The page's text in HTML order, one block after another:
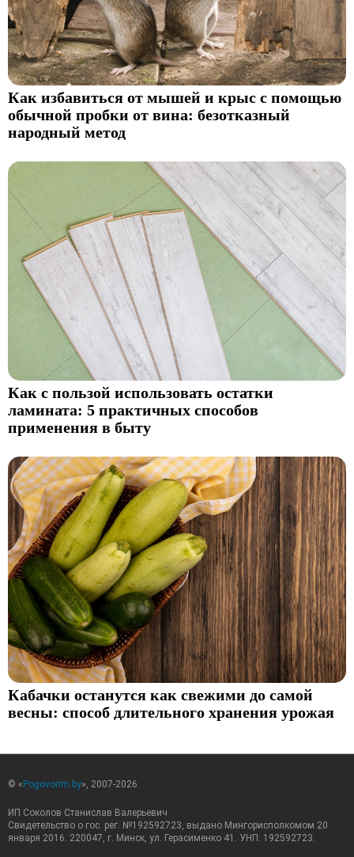
Как избавиться от мышей и крыс с помощью
обычной пробки от вина: безотказный
народный метод
Как с пользой использовать остатки
ламината: 5 практичных способов
применения в быту
Кабачки останутся как свежими до самой
весны: способ длительного хранения урожая
© « Pogovorim.by», 2007-2026.
ИП Соколов Станислав Валерьевич
Свидетельство о гос. рег. №192592723, выдано Мингорисполкомом 20
января 2016. 220047, г. Минск, ул. Герасименко 41. УНП: 192592723.